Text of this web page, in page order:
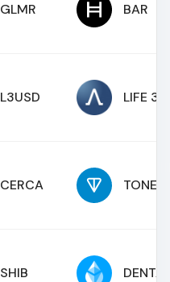
GLMR BAR
L3USD LIFE 3
CERCA
SHIB